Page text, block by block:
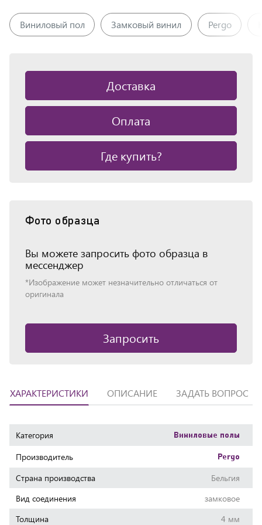
Виниловый пол Замковый винил Pergo
Доставка
Оплата
Где купить?
Фото образца
Вы можете запросить фото образца в
мессенджер
*Изображение может незначительно отличаться от
оригинала
Запросить
ХАРАКТЕРИСТИКИ ОПИСАНИЕ ЗАДАТЬ ВОПРОС
Характеристики
Категория Виниловые полы
Производитель Pergo
Страна производства
Бельгия
Вид соединения
замковое
Толщина
4 мм